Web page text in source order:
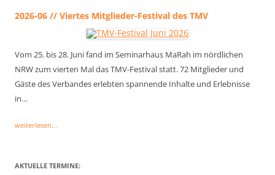
2026-06 // Viertes Mitglieder-Festival des TMV
Vom 25. bis 28. Juni fand im Seminarhaus MaRah im nördlichen
NRW zum vierten Mal das TMV-Festival statt. 72 Mitglieder und
Gäste des Verbandes erlebten spannende Inhalte und Erlebnisse
in…
weiterlesen...
AKTUELLE TERMINE: